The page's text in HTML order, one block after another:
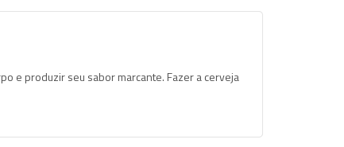
e produzir seu sabor marcante. Fazer a cerveja